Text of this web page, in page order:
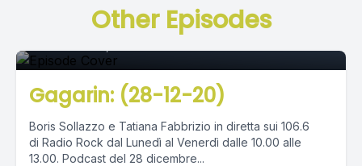
Other Episodes
Episode 0
Gagarin: (28-12-20)
Boris Sollazzo e Tatiana Fabbrizio in diretta sui 106.6
di Radio Rock dal Lunedì al Venerdì dalle 10.00 alle
13.00. Podcast del 28 dicembre...